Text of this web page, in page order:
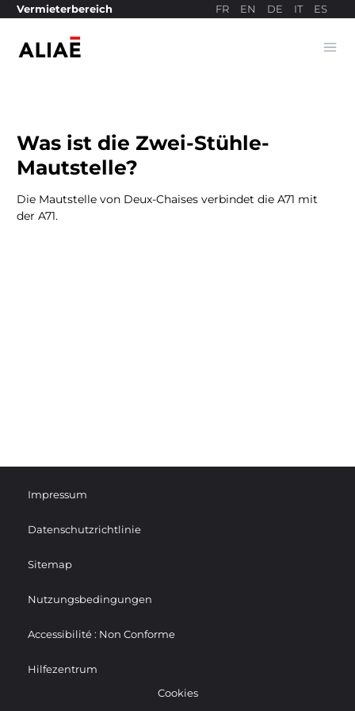
Vermieterbereich FR EN DE IT ES
Bezahlseite
Was ist die Zwei-Stühle-
Mautstelle?
Die Mautstelle von Deux-Chaises verbindet die A71 mit
der A71.
Impressum
Datenschutzrichtlinie
Sitemap
Nutzungsbedingungen
Accessibilité : Non Conforme
Hilfezentrum
Cookies